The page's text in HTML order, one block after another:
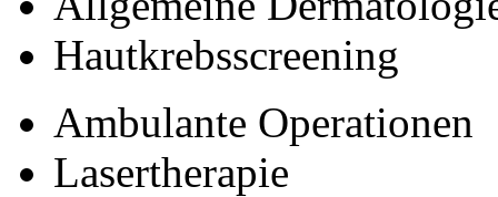
Hautkrebsscreening
Ambulante Operationen
Lasertherapie